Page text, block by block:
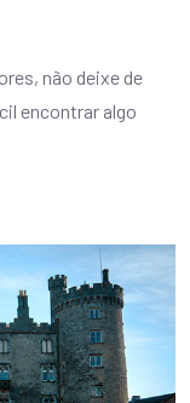
não deixe de
encontrar algo